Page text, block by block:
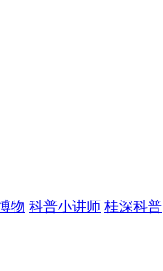
物 科普小讲师 桂深科普